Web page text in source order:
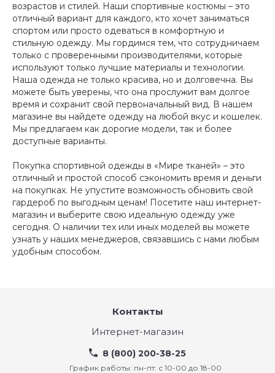
возрастов и стилей. Наши спортивные костюмы – это
отличный вариант для каждого, кто хочет заниматься
спортом или просто одеваться в комфортную и
стильную одежду. Мы гордимся тем, что сотрудничаем
только с проверенными производителями, которые
используют только лучшие материалы и технологии.
Наша одежда не только красива, но и долговечна. Вы
можете быть уверены, что она прослужит вам долгое
время и сохранит свой первоначальный вид. В нашем
магазине вы найдете одежду на любой вкус и кошелек.
Мы предлагаем как дорогие модели, так и более
доступные варианты.
Покупка спортивной одежды в «Мире тканей» – это
отличный и простой способ сэкономить время и деньги
на покупках. Не упустите возможность обновить свой
гардероб по выгодным ценам! Посетите наш интернет-
магазин и выберите свою идеальную одежду уже
сегодня. О наличии тех или иных моделей вы можете
узнать у наших менеджеров, связавшись с нами любым
удобным способом.
Контакты
Интернет-магазин
8 (800) 200-38-25
График работы: пн-пт: с 10-00 до 18-00